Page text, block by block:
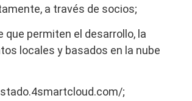
a través de socios;
permiten el desarrollo, la
locales y basados en la nube
;